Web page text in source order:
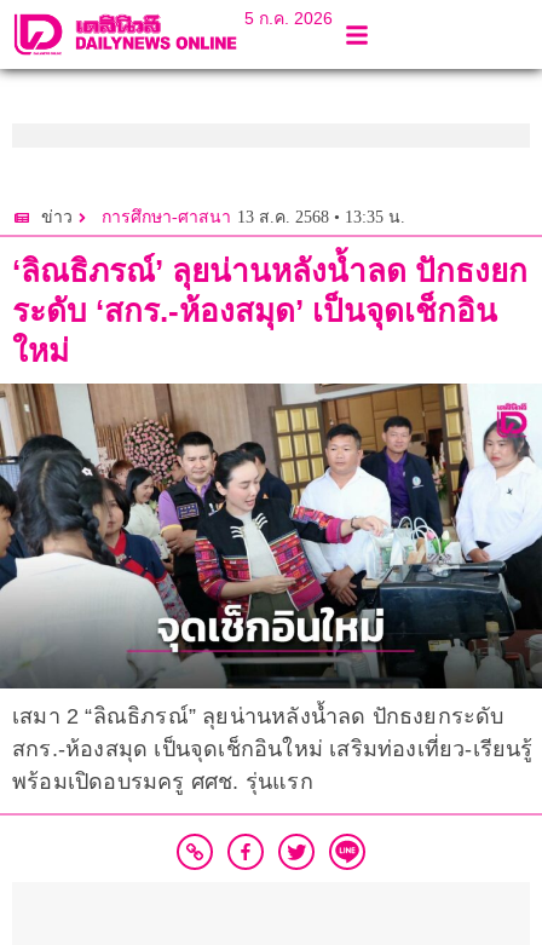
5 ก.ค. 2026
ข่าว การศึกษา-ศาสนา 13 ส.ค. 2568 • 13:35 น.
‘ลิณธิภรณ์’ ลุยน่านหลังน้ำลด ปักธงยก
ระดับ ‘สกร.-ห้องสมุด’ เป็นจุดเช็กอิน
ใหม่
เสมา 2 “ลิณธิภรณ์” ลุยน่านหลังน้ำลด ปักธงยกระดับ
สกร.-ห้องสมุด เป็นจุดเช็กอินใหม่ เสริมท่องเที่ยว-เรียนรู้
พร้อมเปิดอบรมครู ศศช. รุ่นแรก